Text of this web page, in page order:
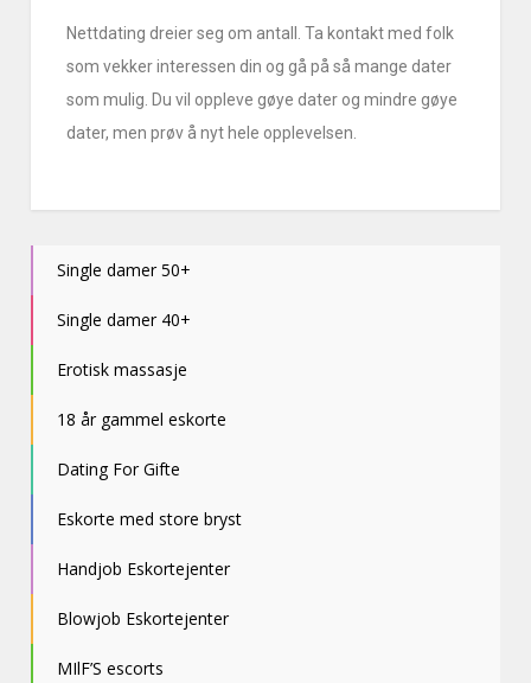
Nettdating dreier seg om antall. Ta kontakt med folk
som vekker interessen din og gå på så mange dater
som mulig. Du vil oppleve gøye dater og mindre gøye
dater, men prøv å nyt hele opplevelsen.
Single damer 50+
Single damer 40+
Erotisk massasje
18 år gammel eskorte
Dating For Gifte
Eskorte med store bryst
Handjob Eskortejenter
Blowjob Eskortejenter
MIlF’S escorts